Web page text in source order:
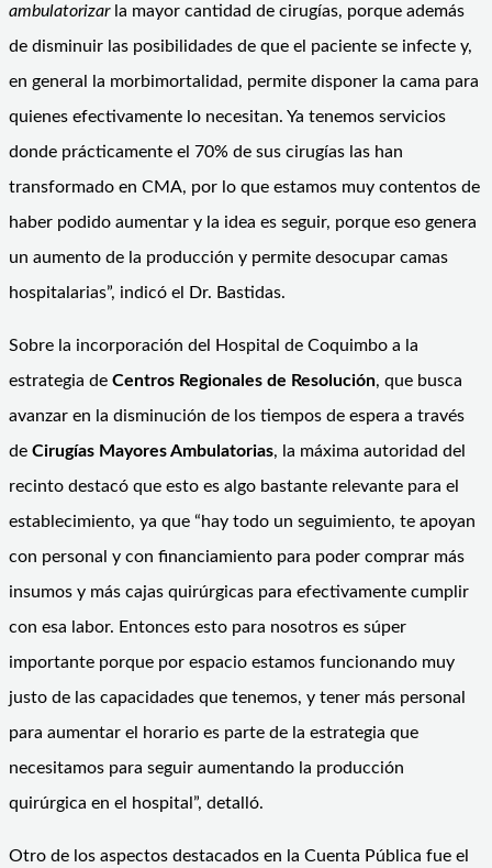
ambulatorizar la mayor cantidad de cirugías, porque además
de disminuir las posibilidades de que el paciente se infecte y,
en general la morbimortalidad, permite disponer la cama para
quienes efectivamente lo necesitan. Ya tenemos servicios
donde prácticamente el 70% de sus cirugías las han
transformado en CMA, por lo que estamos muy contentos de
haber podido aumentar y la idea es seguir, porque eso genera
un aumento de la producción y permite desocupar camas
hospitalarias”, indicó el Dr. Bastidas.
Sobre la incorporación del Hospital de Coquimbo a la
estrategia de Centros Regionales de Resolución, que busca
avanzar en la disminución de los tiempos de espera a través
de Cirugías Mayores Ambulatorias, la máxima autoridad del
recinto destacó que esto es algo bastante relevante para el
establecimiento, ya que “hay todo un seguimiento, te apoyan
con personal y con financiamiento para poder comprar más
insumos y más cajas quirúrgicas para efectivamente cumplir
con esa labor. Entonces esto para nosotros es súper
importante porque por espacio estamos funcionando muy
justo de las capacidades que tenemos, y tener más personal
para aumentar el horario es parte de la estrategia que
necesitamos para seguir aumentando la producción
quirúrgica en el hospital”, detalló.
Otro de los aspectos destacados en la Cuenta Pública fue el